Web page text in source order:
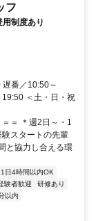
フ
制度あり
番／10:50～
＜土・日・祝
＝ ＊週2日～・1
スタートの先輩
と協力し合える環
1日4時間以内OK
験者歓迎
研修あり
以内